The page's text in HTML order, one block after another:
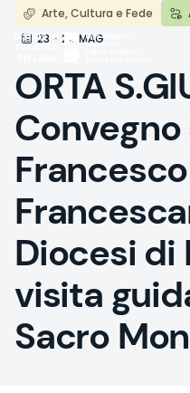
Aller
au
contenu
Arte, Cultura e Fede
23 - 24 MAG
ORTA
Convegno
Diocesi di
visita
Sacro